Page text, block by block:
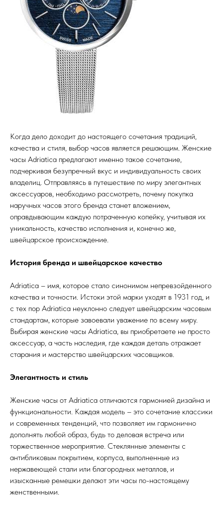
Когда дело доходит до настоящего сочетания традиций,
качества и стиля, выбор часов является решающим. Женские
часы Adriatica предлагают именно такое сочетание,
подчеркивая безупречный вкус и индивидуальность своих
владелиц. Отправляясь в путешествие по миру элегантных
аксессуаров, необходимо рассмотреть, почему покупка
наручных часов этого бренда станет вложением,
оправдывающим каждую потраченную копейку, учитывая их
уникальность, качество исполнения и, конечно же,
швейцарское происхождение.
История бренда и швейцарское качество
Adriatica – имя, которое стало синонимом непревзойденного
качества и точности. Истоки этой марки уходят в 1931 год, и
с тех пор Adriatica неуклонно следует швейцарским часовым
стандартам, которые завоевали уважение по всему миру.
Выбирая женские часы Adriatica, вы приобретаете не просто
аксессуар, а часть наследия, где каждая деталь отражает
старания и мастерство швейцарских часовщиков.
Элегантность и стиль
Женские часы от Adriatica отличаются гармонией дизайна и
функциональности. Каждая модель – это сочетание классики
и современных тенденций, что позволяет им гармонично
дополнять любой образ, будь то деловая встреча или
торжественное мероприятие. Стеклянные элементы с
антибликовым покрытием, корпуса, выполненные из
нержавеющей стали или благородных металлов, и
изысканные ремешки делают эти часы по-настоящему
женственными.